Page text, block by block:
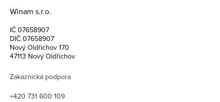
Winam s.r.o.
IČ 07658907
DIČ 07658907
Nový Oldřichov 170
47113 Nový Oldřichov
Zákaznická podpora
+420 731 600 109